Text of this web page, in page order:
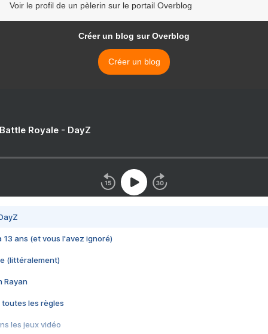
Voir le profil de un pèlerin sur le portail Overblog
Créer un blog sur Overblog
Créer un blog
Royale - DayZ
13 ans (et vous l'avez ignoré)
(littéralement)
Rayan
toutes les règles
les jeux vidéo